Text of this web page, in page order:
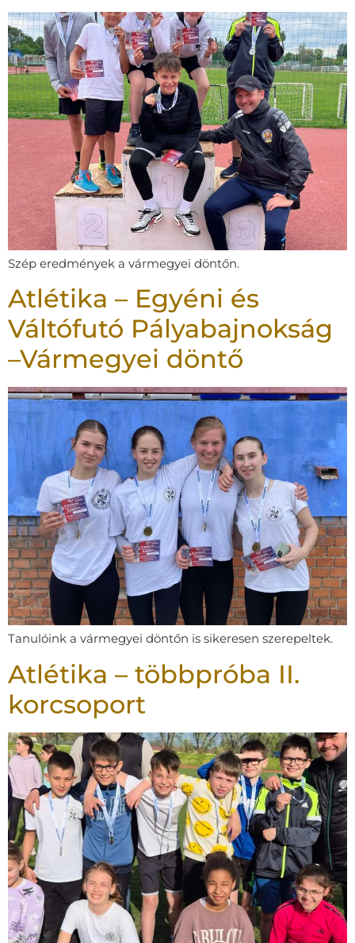
Szép eredmények a vármegyei döntőn.
Atlétika – Egyéni és
Váltófutó Pályabajnokság
–Vármegyei döntő
Tanulóink a vármegyei döntőn is sikeresen szerepeltek.
Atlétika – többpróba II.
korcsoport